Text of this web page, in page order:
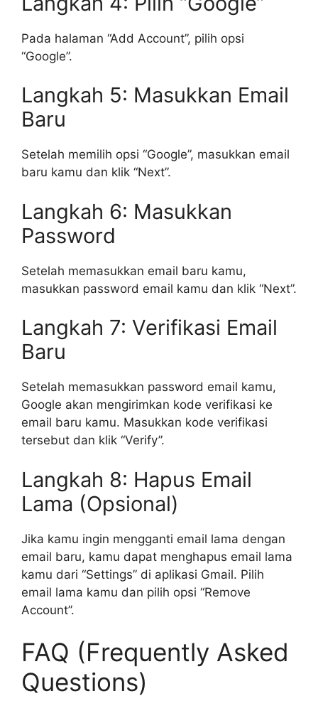
Pada halaman “Add Account”, pilih opsi
“Google”.
Langkah 5: Masukkan Email
Baru
Setelah memilih opsi “Google”, masukkan email
baru kamu dan klik “Next”.
Langkah 6: Masukkan
Password
Setelah memasukkan email baru kamu,
masukkan password email kamu dan klik “Next”.
Langkah 7: Verifikasi Email
Baru
Setelah memasukkan password email kamu,
Google akan mengirimkan kode verifikasi ke
email baru kamu. Masukkan kode verifikasi
tersebut dan klik “Verify”.
Langkah 8: Hapus Email
Lama (Opsional)
Jika kamu ingin mengganti email lama dengan
email baru, kamu dapat menghapus email lama
kamu dari “Settings” di aplikasi Gmail. Pilih
email lama kamu dan pilih opsi “Remove
Account”.
FAQ (Frequently Asked
Questions)